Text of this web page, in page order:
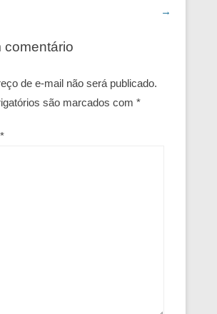
→
comentário
de e-mail não será publicado.
são marcados com *
*